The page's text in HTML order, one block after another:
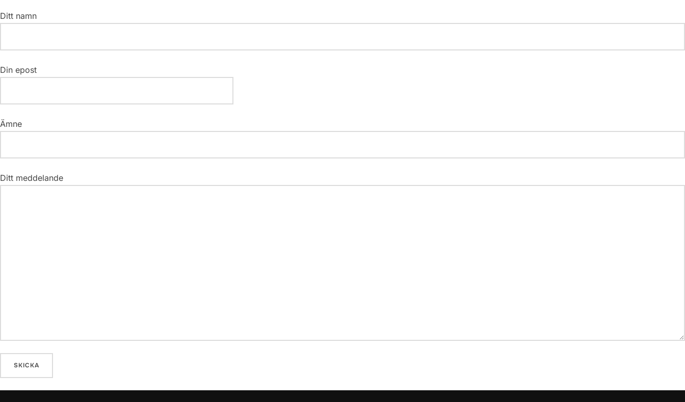
Ditt namn
Din epost
Ämne
Ditt meddelande